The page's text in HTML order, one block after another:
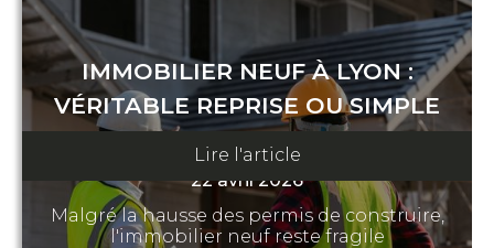
IMMOBILIER NEUF À LYON :
VÉRITABLE REPRISE OU SIMPLE
REBOND ?
22 avril 2026
Malgré la hausse des permis de construire,
l'immobilier neuf reste fragile
Lire l'article